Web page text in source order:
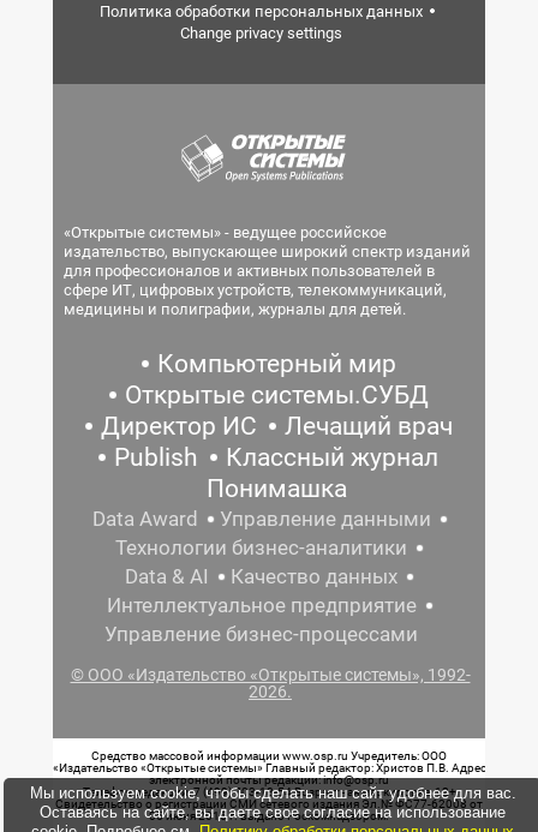
Политика обработки персональных данных
Change privacy settings
«Открытые системы» - ведущее российское
издательство, выпускающее широкий спектр изданий
для профессионалов и активных пользователей в
сфере ИТ, цифровых устройств, телекоммуникаций,
медицины и полиграфии, журналы для детей.
Компьютерный мир
Открытые системы.СУБД
Директор ИС
Лечащий врач
Publish
Классный журнал
Понимашка
Data Award
Управление данными
Технологии бизнес-аналитики
Data & AI
Качество данных
Интеллектуальное предприятие
Управление бизнес-процессами
© ООО «Издательство «Открытые системы», 1992-
2026.
Средство массовой информации www.osp.ru Учредитель: ООО
«Издательство «Открытые системы» Главный редактор: Христов П.В. Адрес
электронной почты редакции: info@osp.ru
Телефон редакции: 7 (499) 703-18-54 Возрастная маркировка: 12+
Свидетельство о регистрации СМИ сетевого издания Эл.№ ФС77-62008 от
05 июня 2015 г. выдано Роскомнадзором.
Мы используем cookie, чтобы сделать наш сайт удобнее для вас.
Оставаясь на сайте, вы даете свое согласие на использование